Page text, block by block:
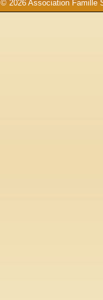
© 2026 Association Famille